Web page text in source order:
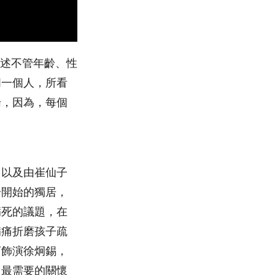
不管年齡、性
個人，所看
因為，每個
及由崔仙子
始的獨居，
的議題，在
折磨孩子疏
演徐炯錫，
需要的關懷